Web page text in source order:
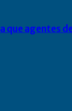
agentes